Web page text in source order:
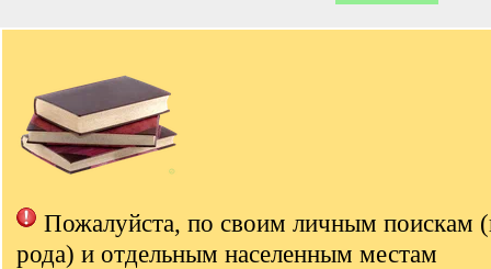
Пожалуйста, по своим личным поискам
рода) и отдельным населенным местам